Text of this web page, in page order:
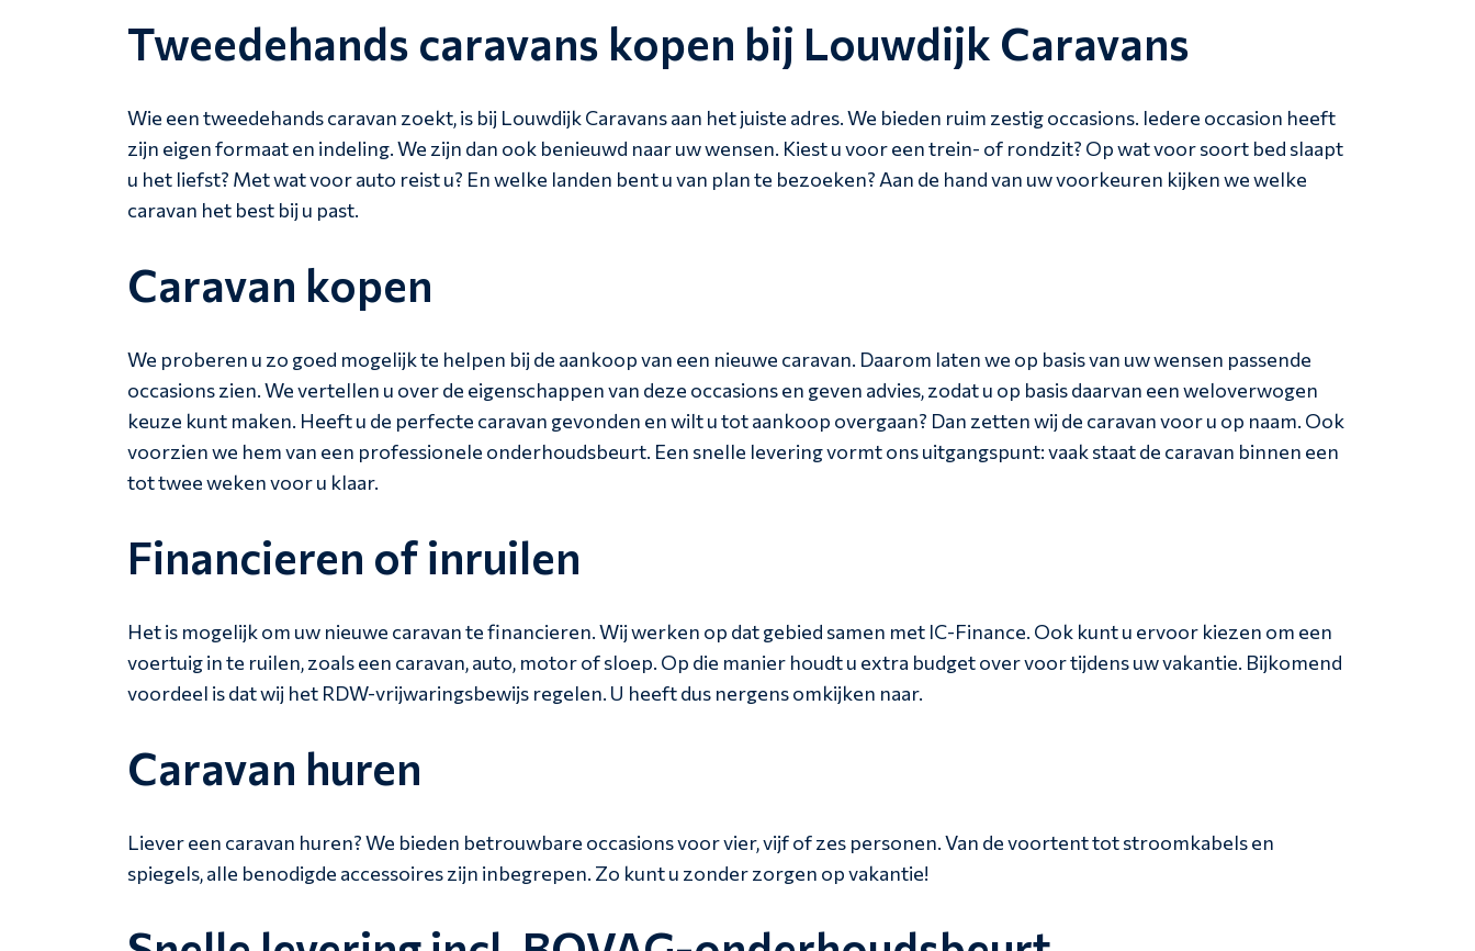
Tweedehands caravans kopen bij Louwdijk Caravans
Wie een tweedehands caravan zoekt, is bij Louwdijk Caravans aan het juiste adres. We bieden ruim zestig occasions. Iedere occasion heeft
zijn eigen formaat en indeling. We zijn dan ook benieuwd naar uw wensen. Kiest u voor een trein- of rondzit? Op wat voor soort bed slaapt
u het liefst? Met wat voor auto reist u? En welke landen bent u van plan te bezoeken? Aan de hand van uw voorkeuren kijken we welke
caravan het best bij u past.
Caravan kopen
We proberen u zo goed mogelijk te helpen bij de aankoop van een nieuwe caravan. Daarom laten we op basis van uw wensen passende
occasions zien. We vertellen u over de eigenschappen van deze occasions en geven advies, zodat u op basis daarvan een weloverwogen
keuze kunt maken. Heeft u de perfecte caravan gevonden en wilt u tot aankoop overgaan? Dan zetten wij de caravan voor u op naam. Ook
voorzien we hem van een professionele onderhoudsbeurt. Een snelle levering vormt ons uitgangspunt: vaak staat de caravan binnen een
tot twee weken voor u klaar.
Financieren of inruilen
Het is mogelijk om uw nieuwe caravan te financieren. Wij werken op dat gebied samen met IC-Finance. Ook kunt u ervoor kiezen om een
voertuig in te ruilen, zoals een caravan, auto, motor of sloep. Op die manier houdt u extra budget over voor tijdens uw vakantie. Bijkomend
voordeel is dat wij het RDW-vrijwaringsbewijs regelen. U heeft dus nergens omkijken naar.
Caravan huren
Liever een caravan huren? We bieden betrouwbare occasions voor vier, vijf of zes personen. Van de voortent tot stroomkabels en
spiegels, alle benodigde accessoires zijn inbegrepen. Zo kunt u zonder zorgen op vakantie!